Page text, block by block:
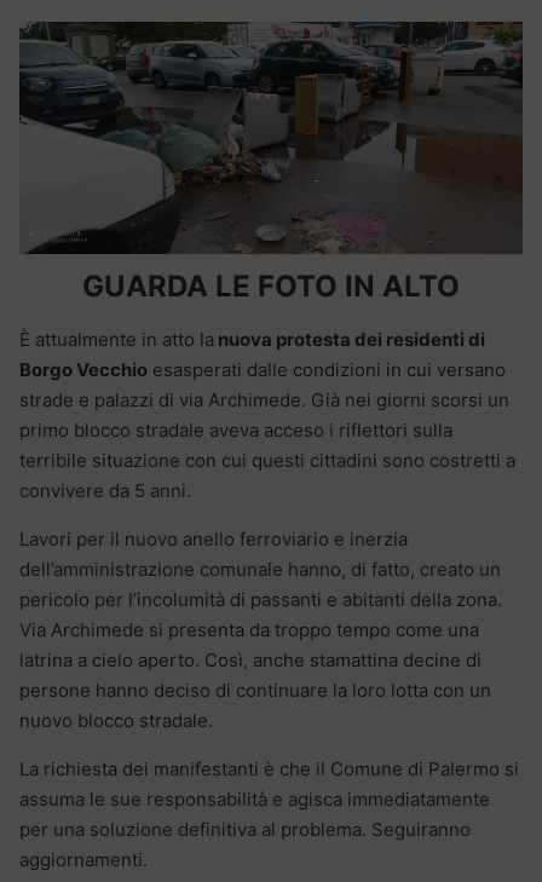
GUARDA LE FOTO IN ALTO
È attualmente in atto la nuova protesta dei residenti di
Borgo Vecchio esasperati dalle condizioni in cui versano
strade e palazzi di via Archimede. Già nei giorni scorsi un
primo blocco stradale aveva acceso i riflettori sulla
terribile situazione con cui questi cittadini sono costretti a
convivere da 5 anni.
Lavori per il nuovo anello ferroviario e inerzia
dell’amministrazione comunale hanno, di fatto, creato un
pericolo per l’incolumità di passanti e abitanti della zona.
Via Archimede si presenta da troppo tempo come una
latrina a cielo aperto. Così, anche stamattina decine di
persone hanno deciso di continuare la loro lotta con un
nuovo blocco stradale.
La richiesta dei manifestanti è che il Comune di Palermo si
assuma le sue responsabilità e agisca immediatamente
per una soluzione definitiva al problema. Seguiranno
aggiornamenti.